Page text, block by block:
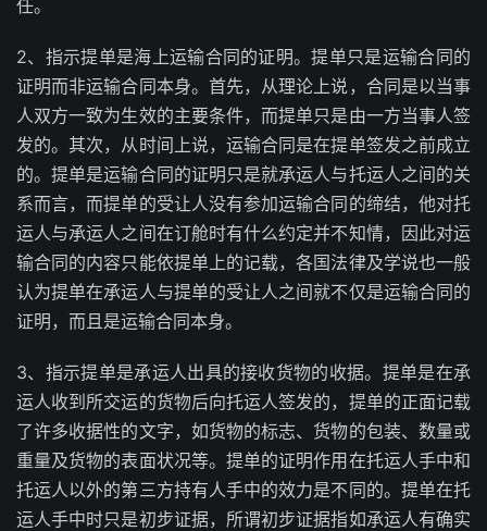
任。
2、指示提单是海上运输合同的证明。提单只是运输合同的
证明而非运输合同本身。首先，从理论上说，合同是以当事
人双方一致为生效的主要条件，而提单只是由一方当事人签
发的。其次，从时间上说，运输合同是在提单签发之前成立
的。提单是运输合同的证明只是就承运人与托运人之间的关
系而言，而提单的受让人没有参加运输合同的缔结，他对托
运人与承运人之间在订舱时有什么约定并不知情，因此对运
输合同的内容只能依提单上的记载，各国法律及学说也一般
认为提单在承运人与提单的受让人之间就不仅是运输合同的
证明，而且是运输合同本身。
3、指示提单是承运人出具的接收货物的收据。提单是在承
运人收到所交运的货物后向托运人签发的，提单的正面记载
了许多收据性的文字，如货物的标志、货物的包装、数量或
重量及货物的表面状况等。提单的证明作用在托运人手中和
托运人以外的第三方持有人手中的效力是不同的。提单在托
运人手中时只是初步证据，所谓初步证据指如承运人有确实